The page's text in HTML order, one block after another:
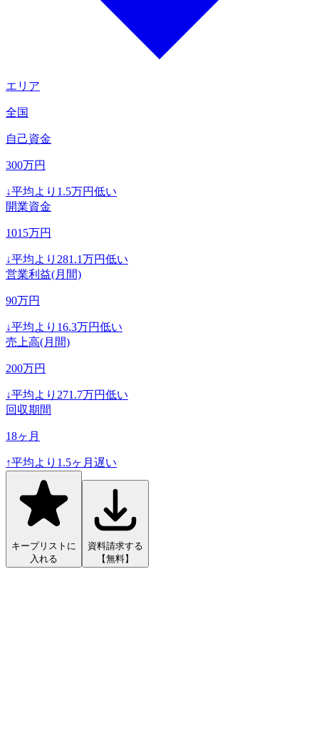
エリア
全国
自己資金
300万円
↓平均より 1.5万円低い
開業資金
1015万円
↓平均より 281.1万円低い
営業利益(月間)
90万円
↓平均より 16.3万円低い
売上高(月間)
200万円
↓平均より 271.7万円低い
回収期間
18ヶ月
↑平均より 1.5ヶ月遅い
キープリストに
入れる
資料請求する
【無料】